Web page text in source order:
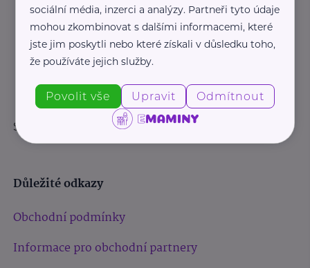
Sledujte nás:
Důležité odkazy
Obchodní podmínky
Informace pro obchodní partnery
sociální média, inzerci a analýzy. Partneři tyto údaje
mohou zkombinovat s dalšími informacemi, které
jste jim poskytli nebo které získali v důsledku toho,
že používáte jejich služby.
Povolit vše Upravit Odmítnout